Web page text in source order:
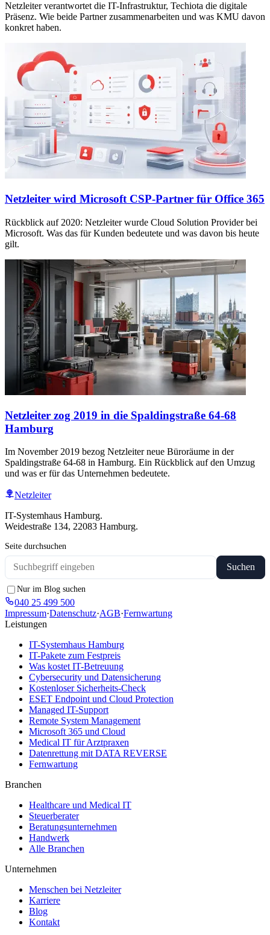
Netzleiter verantwortet die IT-Infrastruktur, Techiota die digitale
Präsenz. Wie beide Partner zusammenarbeiten und was KMU davon
konkret haben.
Netzleiter wird Microsoft CSP-Partner für Office 365
Rückblick auf 2020: Netzleiter wurde Cloud Solution Provider bei
Microsoft. Was das für Kunden bedeutete und was davon bis heute
gilt.
Netzleiter zog 2019 in die Spaldingstraße 64-68
Hamburg
Im November 2019 bezog Netzleiter neue Büroräume in der
Spaldingstraße 64-68 in Hamburg. Ein Rückblick auf den Umzug
und was er für das Unternehmen bedeutete.
Netzleiter
IT-Systemhaus Hamburg.
Weidestraße 134, 22083 Hamburg.
Seite durchsuchen
Suchen
Nur im Blog suchen
040 25 499 500
Impressum·Datenschutz·AGB·Fernwartung
Leistungen
IT-Systemhaus Hamburg
IT-Pakete zum Festpreis
Was kostet IT-Betreuung
Cybersecurity und Datensicherung
Kostenloser Sicherheits-Check
ESET Endpoint und Cloud Protection
Managed IT-Support
Remote System Management
Microsoft 365 und Cloud
Medical IT für Arztpraxen
Datenrettung mit DATA REVERSE
Fernwartung
Branchen
Healthcare und Medical IT
Steuerberater
Beratungsunternehmen
Handwerk
Alle Branchen
Unternehmen
Menschen bei Netzleiter
Karriere
Blog
Kontakt